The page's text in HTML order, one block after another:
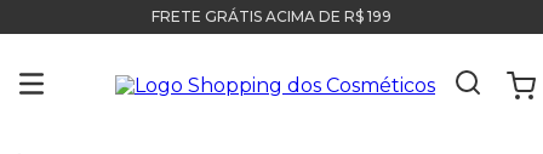
FRETE GRÁTIS ACIMA DE R$ 199